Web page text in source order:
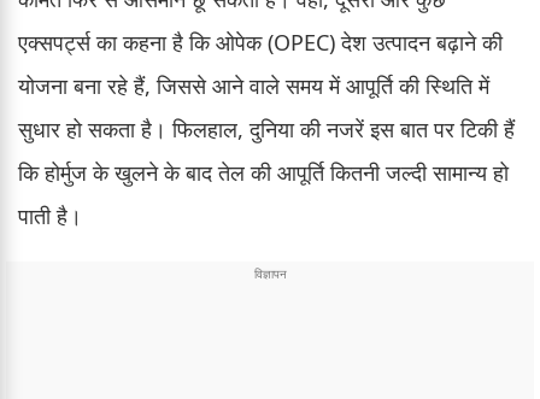
एक्सपर्ट्स का कहना है कि ओपेक (OPEC) देश उत्पादन बढ़ाने की
योजना बना रहे हैं, जिससे आने वाले समय में आपूर्ति की स्थिति में
सुधार हो सकता है। फिलहाल, दुनिया की नजरें इस बात पर टिकी हैं
कि होर्मुज के खुलने के बाद तेल की आपूर्ति कितनी जल्दी सामान्य हो
पाती है।